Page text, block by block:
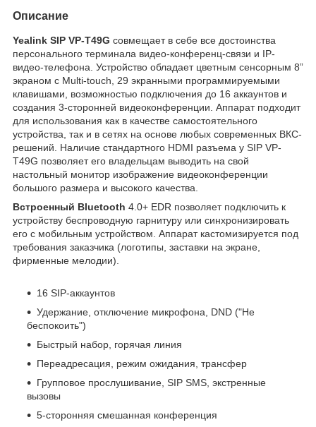
Описание
Yealink SIP VP-T49G совмещает в себе все достоинства
персонального терминала видео-конференц-связи и IP-
видео-телефона. Устройство обладает цветным сенсорным 8”
экраном с Multi-touch, 29 экранными программируемыми
клавишами, возможностью подключения до 16 аккаунтов и
создания 3-сторонней видеоконференции. Аппарат подходит
для использования как в качестве самостоятельного
устройства, так и в сетях на основе любых современных ВКС-
решений. Наличие стандартного HDMI разъема у SIP VP-
T49G позволяет его владельцам выводить на свой
настольный монитор изображение видеоконференции
большого размера и высокого качества.
Встроенный Bluetooth 4.0+ EDR позволяет подключить к
устройству беспроводную гарнитуру или синхронизировать
его с мобильным устройством. Аппарат кастомизируется под
требования заказчика (логотипы, заставки на экране,
фирменные мелодии).
16 SIP-аккаунтов
Удержание, отключение микрофона, DND ("Не
беспокоить")
Быстрый набор, горячая линия
Переадресация, режим ожидания, трансфер
Групповое прослушивание, SIP SMS, экстренные
вызовы
5-сторонняя смешанная конференция